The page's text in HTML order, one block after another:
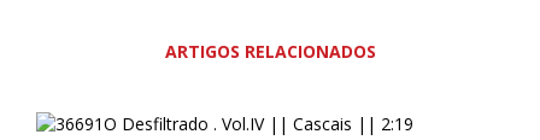
ARTIGOS RELACIONADOS